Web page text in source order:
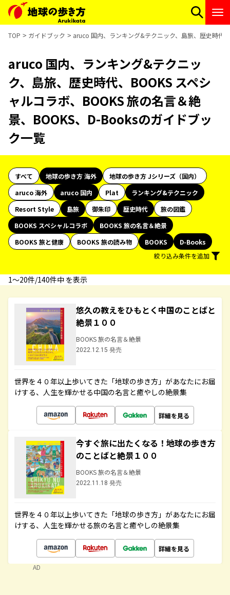
TOP ガイドブック aruco 国内、ランキング&テクニック、島旅、歴史時代
aruco 国内、ランキング&テクニッ
ク、島旅、歴史時代、BOOKS スペシ
ャルコラボ、BOOKS 旅の名言＆絶
景、BOOKS、D-Booksのガイドブッ
ク一覧
すべて 地球の歩き方 海外
地球の歩き方 Jシリーズ（国内）
aruco 海外
aruco 国内 Plat
ランキング&テクニック
Resort Style
島旅 御朱印 歴史時代
旅の図鑑
BOOKS スペシャルコラボ
BOOKS 旅の名言＆絶景
BOOKS 旅と健康
BOOKS 旅の読み物 BOOKS
D-Books
絞り込み条件を追加
1〜20件/140件中 を表示
悠久の教えをひもとく中国のことばと
絶景１００
BOOKS 旅の名言＆絶景
2022.12.15 発売
世界を４０年以上歩いてきた「地球の歩き方」があなたにお届
けする、人生を輝かせる中国の名言と癒やしの絶景集
詳細を見る
今すぐ旅に出たくなる！地球の歩き方
のことばと絶景１００
BOOKS 旅の名言＆絶景
2022.11.18 発売
世界を４０年以上歩いてきた「地球の歩き方」があなたにお届
けする、人生を輝かせる旅の名言と癒やしの絶景集
詳細を見る
AD